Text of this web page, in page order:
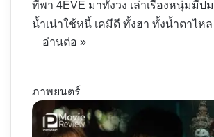
ที่พา 4EVE มาทั้งวง เล่าเรื่องหนุ่มมีป
น้ำเน่าใช้หนี้ เคมีดี ทั้งฮา ทั้งน้ำตาไหล
อ่านต่อ »
ภาพยนตร์